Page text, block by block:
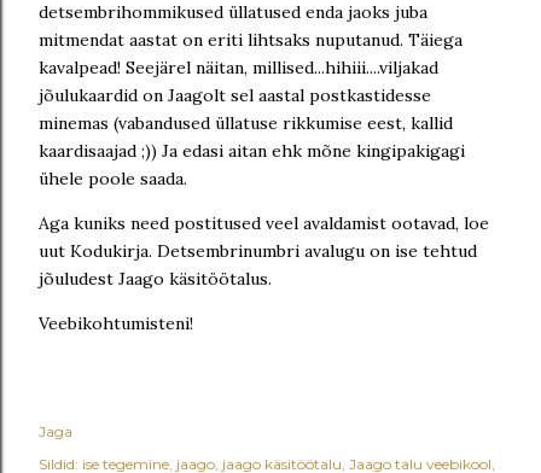
detsembrihommikused üllatused enda jaoks juba
mitmendat aastat on eriti lihtsaks nuputanud. Täiega
kavalpead! Seejärel näitan, millised...hihiii....viljakad
jõulukaardid on Jaagolt sel aastal postkastidesse
minemas (vabandused üllatuse rikkumise eest, kallid
kaardisaajad ;)) Ja edasi aitan ehk mõne kingipakigagi
ühele poole saada.
Aga kuniks need postitused veel avaldamist ootavad, loe
uut Kodukirja. Detsembrinumbri avalugu on ise tehtud
jõuludest Jaago käsitöötalus.
Veebikohtumisteni!
Jaga
Sildid: ise tegemine jaago jaago käsitöötalu Jaago talu veebikool